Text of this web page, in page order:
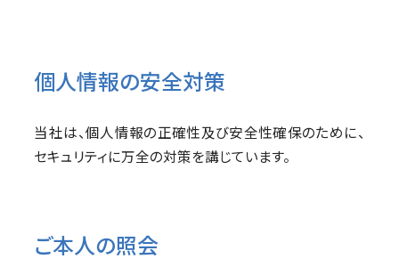
個人情報の安全対策
当社は、個人情報の正確性及び安全性確保のために、
セキュリティに万全の対策を講じています。
ご本人の照会